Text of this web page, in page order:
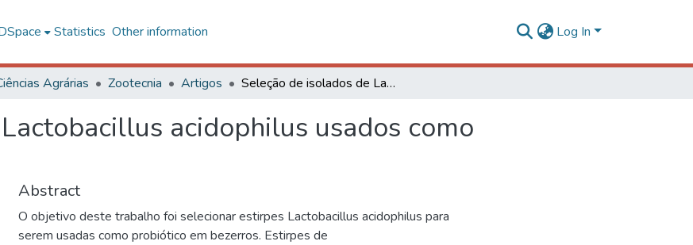
Statistics Other information Log In
Agrárias Zootecnia Artigos Seleção de isolados de Lactobacillus acidophilus usados como probiótico em bezerros
acidophilus usados como
Abstract
O objetivo deste trabalho foi selecionar estirpes Lactobacillus acidophilus para
serem usadas como probiótico em bezerros. Estirpes de